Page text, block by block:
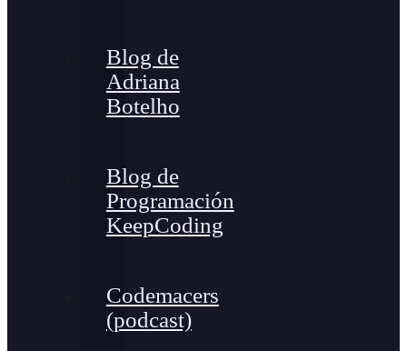
Blog de
Adriana
Botelho
Blog de
Programación
KeepCoding
Codemacers
(podcast)